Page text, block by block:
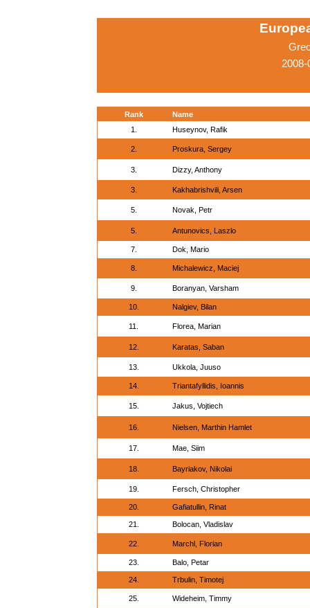
Rank
Name
1.
Huseynov, Rafik
2. Proskura, Sergey
3. Dizzy, Anthony
3. Kakhabrishvili, Arsen
5. Novak, Petr
5. Antunovics, Laszlo
7. Dok, Mario
8. Michalewicz, Maciej
9. Boranyan, Varsham
10. Nalgiev, Bilan
11. Florea, Marian
12. Karatas, Saban
13. Ukkola, Juuso
14. Triantafyllidis, Ioannis
15. Jakus, Vojtiech
16. Nielsen, Marthin Hamlet
17. Mae, Siim
18. Bayriakov, Nikolai
19. Fersch, Christopher
20. Gafiatullin, Rinat
21. Bolocan, Vladislav
22. Marchl, Florian
23. Balo, Petar
24. Trbulin, Timotej
25. Wideheim, Timmy